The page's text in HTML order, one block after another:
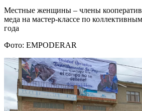
Местные женщины – члены
меда на мастер-классе по
года
Фото: EMPODERAR